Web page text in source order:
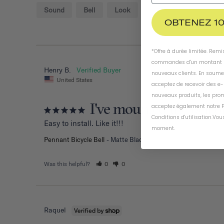
Sound Bell Look Bike Tone
Henry B.
United States
I've mounted the bell
Easy to install. Like it!!!
Pennant Bicycle Bell Matte Black
Was this helpful? 0 0
Raquel
OBTENEZ
*Offre à durée limitée.
commandes d'un montant
nouveaux clients. En
acceptez de recevoir des
nouveaux produits, les
acceptez également notre
Conditions d'utilisation.
moment.